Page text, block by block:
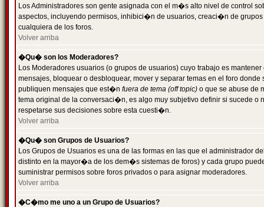
Los Administradores son gente asignada con el m�s alto nivel de control
aspectos, incluyendo permisos, inhibici�n de usuarios, creaci�n de
cualquiera de los foros.
Volver arriba
�Qu� son los Moderadores?
Los Moderadores usuarios (o grupos de usuarios) cuyo trabajo es
mensajes, bloquear o desbloquear, mover y separar temas en el foro
publiquen mensajes que est�n fuera de tema (off topic) o que se abuse de
tema original de la conversaci�n, es algo muy subjetivo definir si sucede
respetarse sus decisiones sobre esta cuesti�n.
Volver arriba
�Qu� son Grupos de Usuarios?
Los Grupos de Usuarios es una de las formas en las que el administrador
distinto en la mayor�a de los dem�s sistemas de foros) y cada grupo
suministrar permisos sobre foros privados o para asignar moderadores.
Volver arriba
�C�mo me uno a un Grupo de Usuarios?